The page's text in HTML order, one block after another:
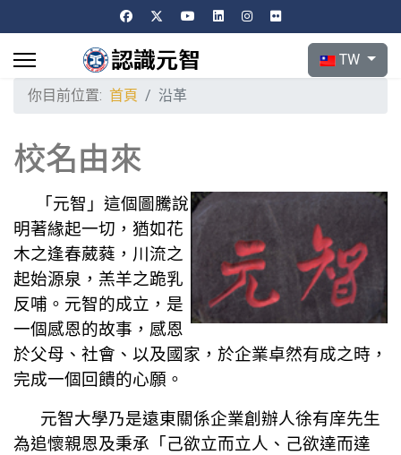
選擇你的語言
TW
你目前位置: 首頁 沿革
校名由來
「元智」這個圖騰說
明著緣起一切，猶如花
木之逢春葳蕤，川流之
起始源泉，羔羊之跪乳
反哺。元智的成立，是
一個感恩的故事，感恩
於父母、社會、以及國家，於企業卓然有成之時，
完成一個回饋的心願。
元智大學乃是遠東關係企業創辦人徐有庠先生
為追懷親恩及秉承「己欲立而立人、己欲達而達